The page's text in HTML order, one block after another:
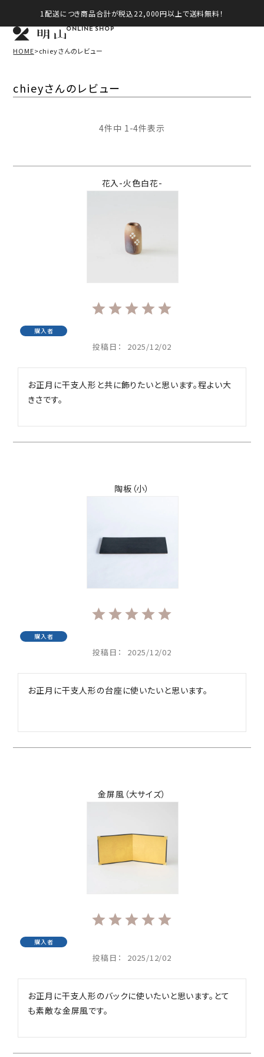
1配送につき商品合計が税込22,000円以上で送料無料！
ONLINE SHOP
HOME chieyさんのレビュー
chieyさんのレビュー
4件中 1 -4件表示
花入-火色白花-
購入者
投稿日 2025/12/02
お正月に干支人形と共に飾りたいと思います。程よい大
きさです。
陶板（小）
購入者
投稿日 2025/12/02
お正月に干支人形の台座に使いたいと思います。
金屏風（大サイズ）
購入者
投稿日 2025/12/02
お正月に干支人形のバックに使いたいと思います。とて
も素敵な金屏風です。